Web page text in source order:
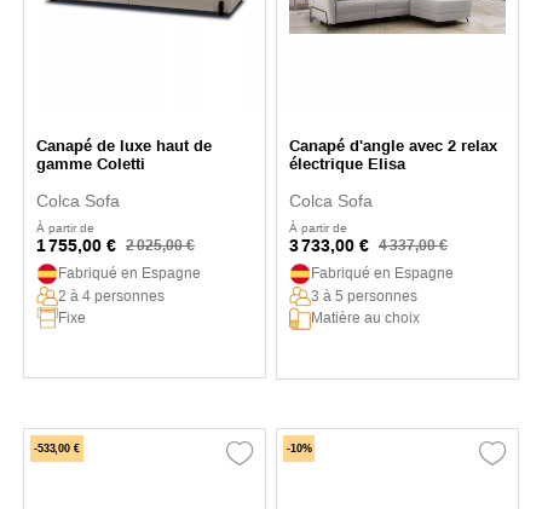
Canapé de luxe haut de
gamme Coletti
Colca Sofa
À partir de
1 755,00 € 2 025,00 €
Fabriqué en Espagne
2 à 4 personnes
Fixe
Canapé d'angle avec 2 relax
électrique Elisa
Colca Sofa
À partir de
3 733,00 € 4 337,00 €
Fabriqué en Espagne
3 à 5 personnes
Matière au choix
-533,00 € -10%